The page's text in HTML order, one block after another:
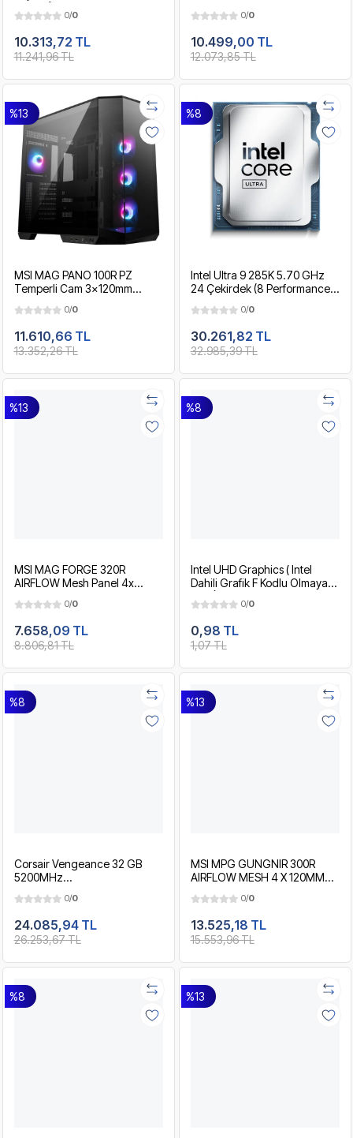
İşlemci
0/0
10.313,72 TL
11.241,96 TL
Plus Siyah Gaming Bilgisayar
Kasası - PSU YOK
0/0
10.499,00 TL
12.073,85 TL
%13
MSI MAG PANO 100R PZ
Temperli Cam 3x120mm
750W 80+ Certified
Panoramik Gaming Siyah
Bilgisayar Kasası
0/0
11.610,66 TL
13.352,26 TL
%8
Intel Ultra 9 285K 5.70 GHz
24 Çekirdek (8 Performance +
Önbellek FCLGA1851 Ultra
Series 2 İşlemci
0/0
30.261,82 TL
32.985,39 TL
%13
MSI MAG FORGE 320R
AIRFLOW Mesh Panel 4x
Premium RGB Siyah Gaming
Kasa
0/0
7.658,09 TL
8.806,81 TL
%8
Intel UHD Graphics ( Intel
Dahili Grafik F Kodlu Olmayan
0/0
0,98 TL
1,07 TL
%8
Corsair Vengeance 32 GB
5200MHz
DDR5 5200Mhz (1x32GB) XMP
3.0 & AMD EXPO Soğutuculu
Performans Ram Bellek
0/0
24.085,94 TL
26.253,67 TL
%13
MSI MPG GUNGNIR 300R
AIRFLOW MESH 4 X 120MM
Premium Plus Beyaz Gaming
Bilgisayar Kasası
0/0
13.525,18 TL
15.553,96 TL
%8 %13